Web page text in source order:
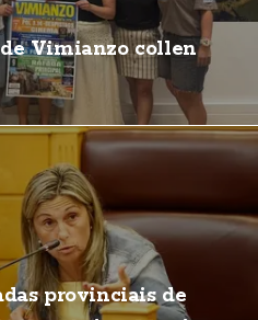
Vimianzo collen
provinciais de